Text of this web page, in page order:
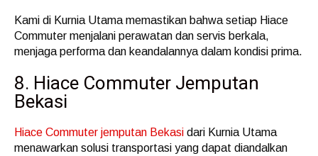
Kami di Kurnia Utama memastikan bahwa setiap Hiace
Commuter menjalani perawatan dan servis berkala,
menjaga performa dan keandalannya dalam kondisi prima.
8. Hiace Commuter Jemputan
Bekasi
Hiace Commuter jemputan Bekasi dari Kurnia Utama
menawarkan solusi transportasi yang dapat diandalkan